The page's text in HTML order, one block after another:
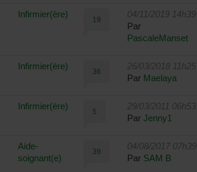
Infirmier(ère)
19
04/11/2019 14h39
Par
PascaleManset
Infirmier(ère)
36
26/03/2018 11h25
Par Maelaya
Infirmier(ère)
5
29/03/2011 06h53
Par Jenny1
Aide-
soignant(e)
39
04/08/2017 07h39
Par SAM B